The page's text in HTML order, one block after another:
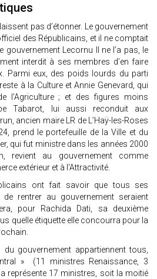
pas d’étonner. Le gouvernement
des Républicains, et il ne comptait
gouvernement Lecornu II ne l’a pas, le
interdit à ses membres d’en faire
Parmi eux, des poids lourds du parti
à la Culture et Annie Genevard, qui
l’Agriculture ; et des figures moins
Tabarot, lui aussi reconduit aux
ancien maire LR de L’Haÿ-les-Roses
prend le portefeuille de la Ville et du
qui fut ministre dans les années 2000
revient au gouvernement comme
extérieur et à l'Attractivité.
ont fait savoir que tous ses
rentrer au gouvernement seraient
pour Rachida Dati, sa deuxième
quelle étiquette elle concourra pour la
gouvernement appartiennent tous,
» (11 ministres Renaissance, 3
représente 17 ministres, soit la moitié